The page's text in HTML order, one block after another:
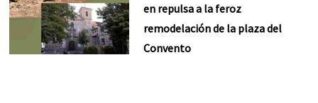
en repulsa a la feroz
remodelación de la plaza del
Convento